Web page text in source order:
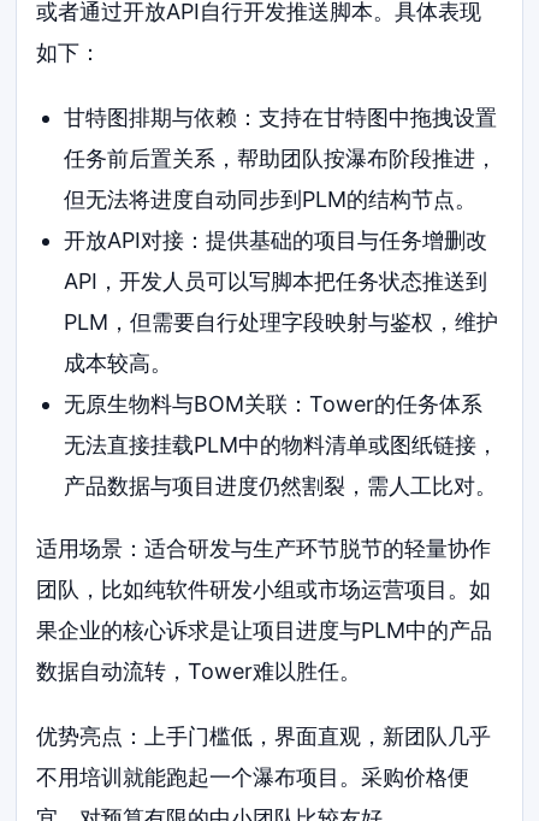
或者通过开放API自行开发推送脚本。具体表现
如下：
甘特图排期与依赖：支持在甘特图中拖拽设置
任务前后置关系，帮助团队按瀑布阶段推进，
但无法将进度自动同步到PLM的结构节点。
开放API对接：提供基础的项目与任务增删改
API，开发人员可以写脚本把任务状态推送到
PLM，但需要自行处理字段映射与鉴权，维护
成本较高。
无原生物料与BOM关联：Tower的任务体系
无法直接挂载PLM中的物料清单或图纸链接，
产品数据与项目进度仍然割裂，需人工比对。
适用场景：适合研发与生产环节脱节的轻量协作
团队，比如纯软件研发小组或市场运营项目。如
果企业的核心诉求是让项目进度与PLM中的产品
数据自动流转，Tower难以胜任。
优势亮点：上手门槛低，界面直观，新团队几乎
不用培训就能跑起一个瀑布项目。采购价格便